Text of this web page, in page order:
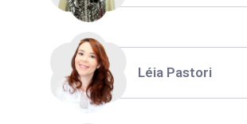
Léia Pastori